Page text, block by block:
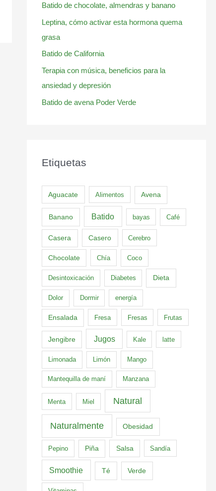
Batido de chocolate, almendras y banano
Leptina, cómo activar esta hormona quema
grasa
Batido de California
Terapia con música, beneficios para la
ansiedad y depresión
Batido de avena Poder Verde
Etiquetas
Aguacate Alimentos Avena
Banano Batido bayas Café
Casera Casero Cerebro
Chocolate Chía Coco
Desintoxicación Diabetes Dieta
Dolor Dormir energía
Ensalada Fresa Fresas Frutas
Jengibre Jugos Kale latte
Limonada Limón Mango
Mantequilla de maní Manzana
Menta Miel Natural
Naturalmente Obesidad
Pepino Piña Salsa Sandía
Smoothie Té Verde